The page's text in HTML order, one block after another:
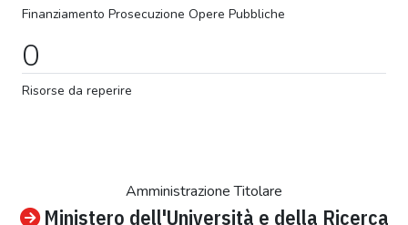
Finanziamento Prosecuzione Opere Pubbliche
0
Risorse da reperire
Amministrazione Titolare
Ministero dell'Università e della Ricerca